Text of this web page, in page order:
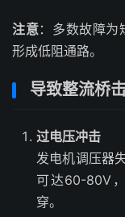
注意：多数故障
形成低阻通路。
导致整流桥
过电压冲击
发电机调压器
可达60-80V
穿。